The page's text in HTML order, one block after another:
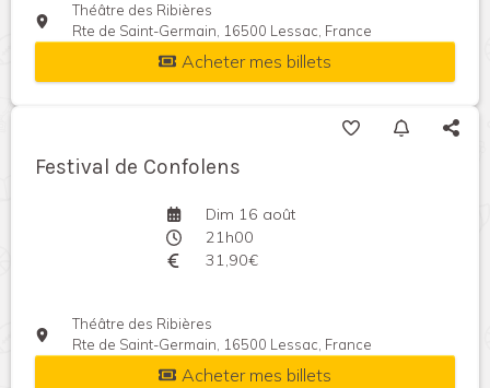
Théâtre des Ribières
Rte de Saint-Germain, 16500 Lessac, France
Acheter mes billets
Festival de Confolens
Dim 16 août
21h00
31,90€
Théâtre des Ribières
Rte de Saint-Germain, 16500 Lessac, France
Acheter mes billets